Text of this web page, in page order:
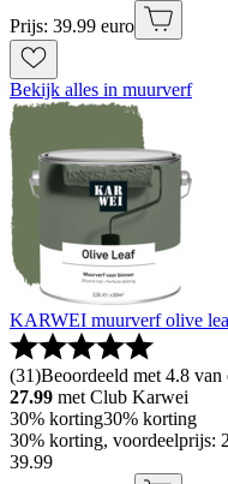
Prijs: 39.99 euro
Bekijk alles in muurverf
KARWEI muurverf olive
(31)Beoordeeld met 4.8
27.99 met Club Karwei
30% korting30% korting
30% korting, voordeelprijs:
39.99